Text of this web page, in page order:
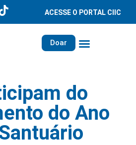
ACESSE O PORTAL CIIC
Doar
do
do Ano